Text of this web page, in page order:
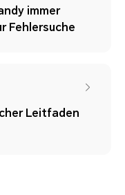
immer
Fehlersuche
Leitfaden